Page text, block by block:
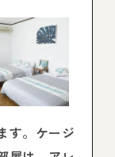
す。ケージ